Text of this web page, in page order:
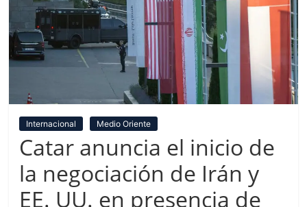
Internacional Medio Oriente
Catar anuncia el inicio de
la negociación de Irán y
EE. UU. en presencia de